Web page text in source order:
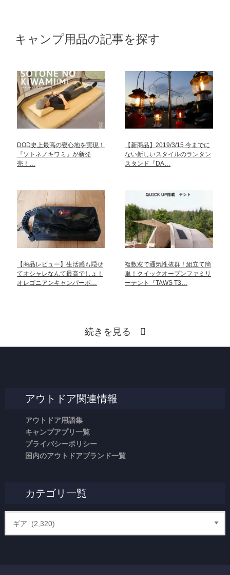
キャンプ用品の記事を探す
DOD史上最高の寝心地を実現！
『ソトネノキワミ』が新発
売！…
【新商品】2019/3/15 今までに
ない新しいスタイルのランタン
スタンド『DA…
【商品レビュー】生活感も隠せ
てオシャレなんて最高でしょ！
オレゴニアンキャンパーボ…
複数窓で通気性抜群！組立て簡
単！クイックオープンファミリ
ーテント『TAWS T3…
続きを見る
アウトドア関連情報
アウトドア用語集
キャンプアプリ一覧
プライバシーポリシー
国内のアウトドアブランド一覧
カテゴリ一覧